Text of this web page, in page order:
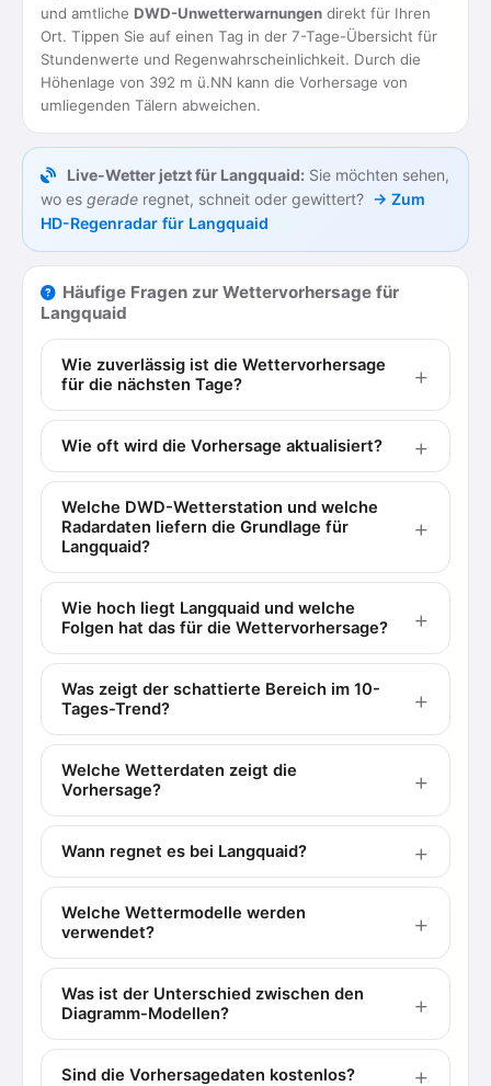
und amtliche DWD-Unwetterwarnungen direkt für Ihren
Ort. Tippen Sie auf einen Tag in der 7-Tage-Übersicht für
Stundenwerte und Regenwahrscheinlichkeit. Durch die
Höhenlage von 392 m ü.NN kann die Vorhersage von
umliegenden Tälern abweichen.
Live-Wetter jetzt für Langquaid: Sie möchten sehen,
wo es gerade regnet, schneit oder gewittert? → Zum
HD-Regenradar für Langquaid
Häufige Fragen zur Wettervorhersage für
Langquaid
Wie zuverlässig ist die Wettervorhersage
für die nächsten Tage?
Wie oft wird die Vorhersage aktualisiert?
Welche DWD-Wetterstation und welche
Radardaten liefern die Grundlage für
Langquaid?
Wie hoch liegt Langquaid und welche
Folgen hat das für die Wettervorhersage?
Was zeigt der schattierte Bereich im 10-
Tages-Trend?
Welche Wetterdaten zeigt die
Vorhersage?
Wann regnet es bei Langquaid?
Welche Wettermodelle werden
verwendet?
Was ist der Unterschied zwischen den
Diagramm-Modellen?
Sind die Vorhersagedaten kostenlos?